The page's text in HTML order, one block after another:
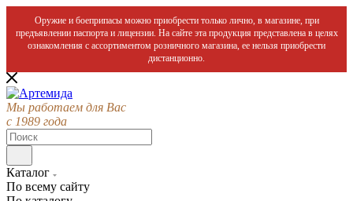
Оружие и боеприпасы можно приобрести только лично, в магазине, при
предъявлении паспорта и лицензии. На сайте эта продукция представлена в целях
ознакомления с ассортиментом розничного магазина, ее нельзя приобрести
дистанционно.
Мы работаем для Вас
с 1989 года
Каталог
По всему сайту